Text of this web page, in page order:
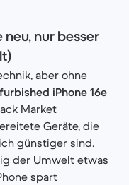
neu, nur besser
aber ohne
iPhone 16e
Market
Geräte, die
günstiger sind.
der Umwelt etwas
spart